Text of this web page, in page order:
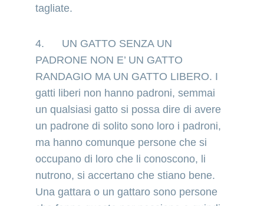
tagliate.
4.      UN GATTO SENZA UN
PADRONE NON E’ UN GATTO
RANDAGIO MA UN GATTO LIBERO. I
gatti liberi non hanno padroni, semmai
un qualsiasi gatto si possa dire di avere
un padrone di solito sono loro i padroni,
ma hanno comunque persone che si
occupano di loro che li conoscono, li
nutrono, si accertano che stiano bene.
Una gattara o un gattaro sono persone